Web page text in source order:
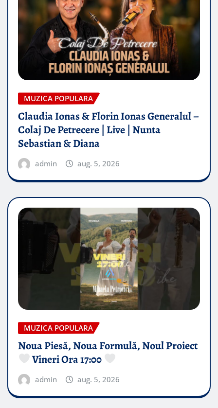
MUZICA POPULARA
Claudia Ionas & Florin Ionas Generalul –
Colaj De Petrecere | Live | Nunta
Sebastian & Diana
admin aug. 5, 2026
MUZICA POPULARA
Noua Piesă, Noua Formulă, Noul Proiect
Vineri Ora 17:00
admin aug. 5, 2026